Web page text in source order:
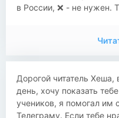
в России, ❌ - не нужен.
Дорогой читатель Хеша,
день, хочу показать
учеников, я помогал им
Телеграму. Если тебе